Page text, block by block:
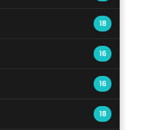
18
16
16
18